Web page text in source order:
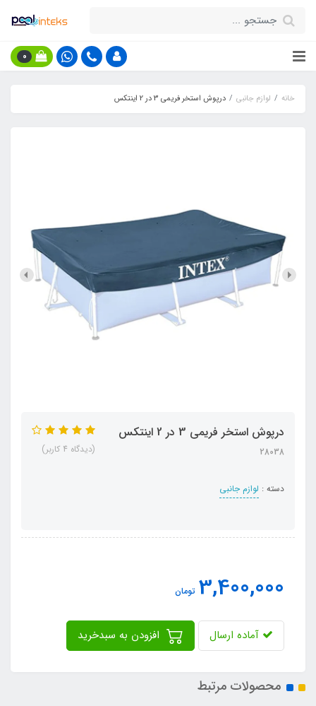
0
خانه لوازم جانبی درپوش استخر فریمی 3 در 2 اینتکس
درپوش استخر فریمی 3 در 2 اینتکس
28038
دسته : لوازم جانبی
(دیدگاه 4 کاربر)
3,400,000 تومان
آماده ارسال
محصولات مرتبط